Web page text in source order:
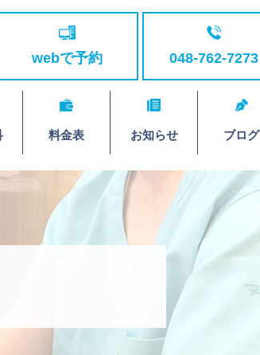
webで予約 048-762-7273
料金表 お知らせ ブログ